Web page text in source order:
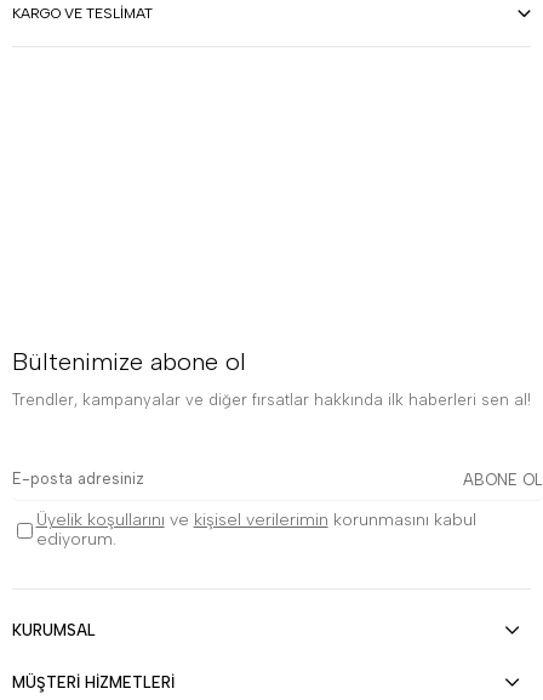
KARGO VE TESLIMAT
Bültenimize abone ol
Trendler, kampanyalar ve diğer fırsatlar hakkında ilk haberleri sen al!
ABONE OL
Üyelik koşullarını ve kişisel verilerimin korunmasını kabul
ediyorum.
KURUMSAL
MÜŞTERİ HİZMETLERİ